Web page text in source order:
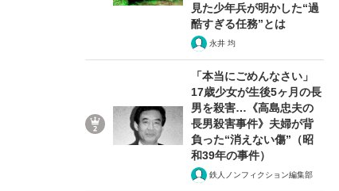
見た少年兵が明かした“過
酷すぎる任務”とは
永井 均
「本当にごめんなさい」
17歳少女が生後5ヶ月の長
男を殺害…《高島忠夫の
長男殺害事件》夫婦が背
負った“消えない傷”（昭
和39年の事件）
鉄人ノンフィクション編集部